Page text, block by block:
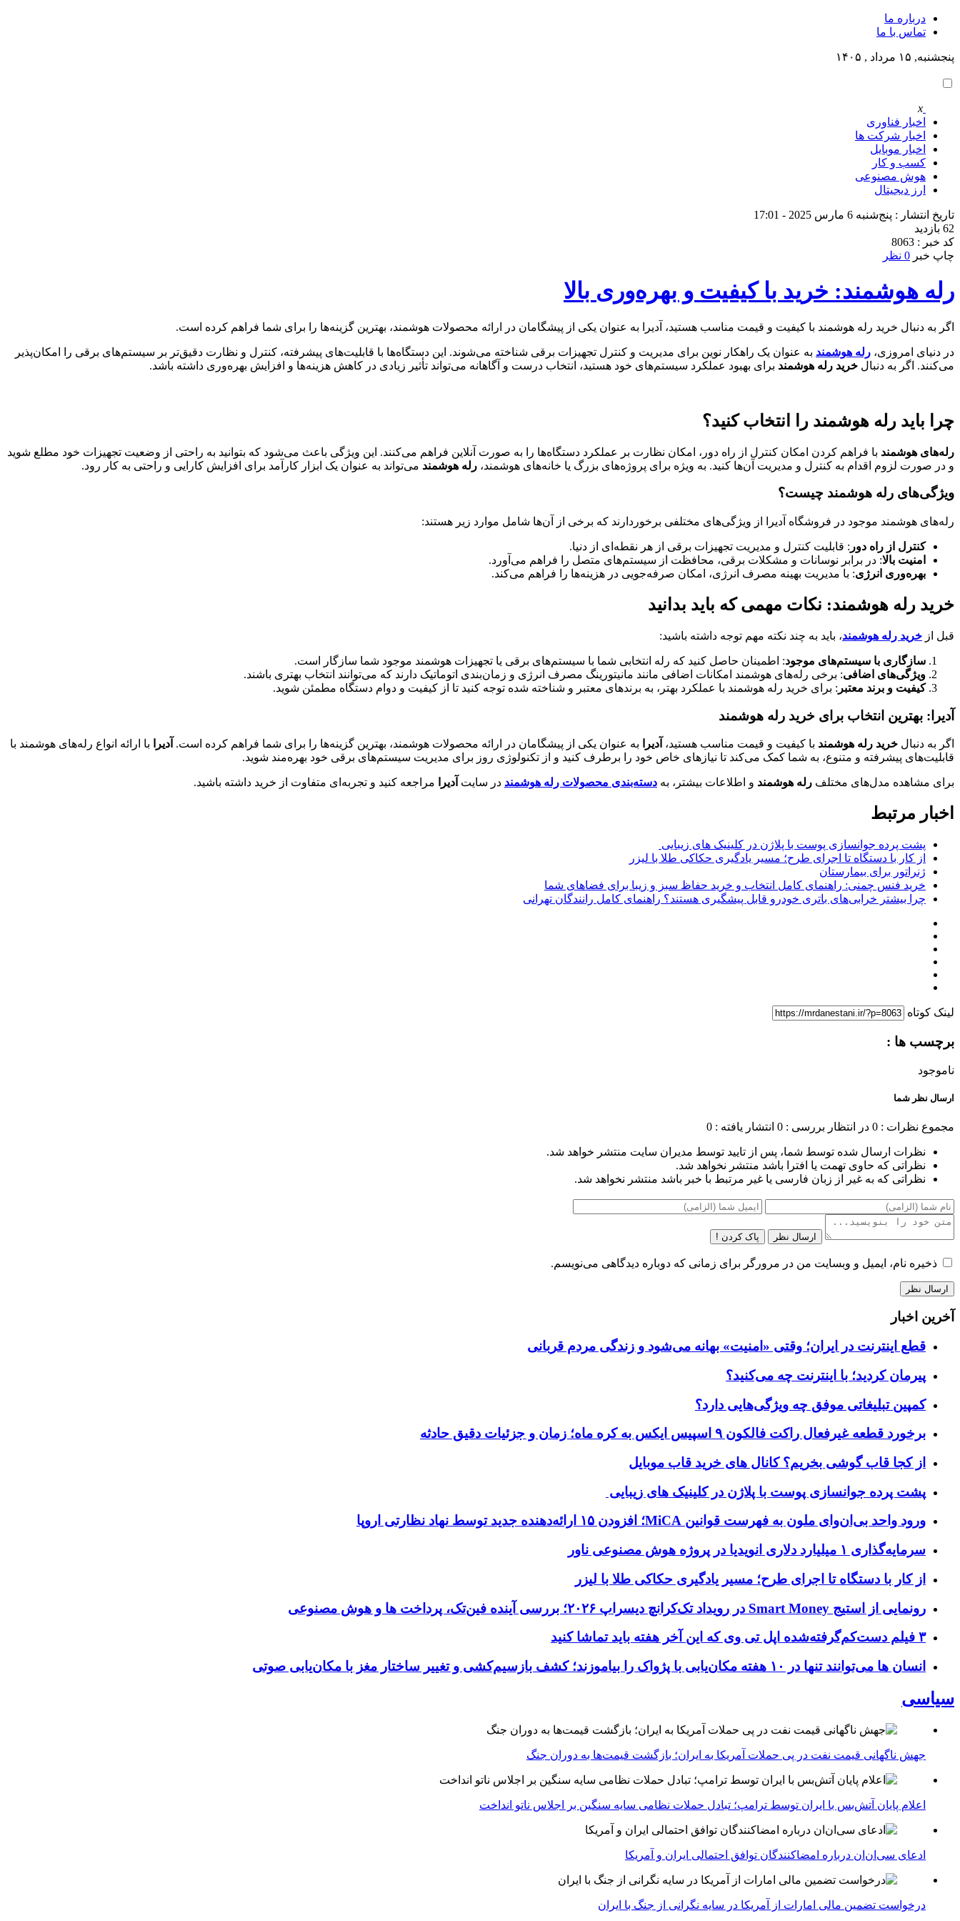
درباره ما
تماس با ما
پنجشنبه, ۱۵ مرداد , ۱۴۰۵
x
اخبار فناوری
اخبار شرکت ها
اخبار موبایل
کسب و کار
هوش مصنوعی
ارز دیجیتال
تاریخ انتشار : پنج‌شنبه 6 مارس 2025 - 17:01
62 بازدید
کد خبر : 8063
چاپ خبر 0 نظر
رله هوشمند: خرید با کیفیت و بهره‌وری بالا
اگر به دنبال خرید رله هوشمند با کیفیت و قیمت مناسب هستید، آدیرا به عنوان یکی از پیشگامان در ارائه محصولات هوشمند، بهترین گزینه‌ها را برای شما فراهم کرده است.
در دنیای امروزی، رله‌ هوشمند به عنوان یک راهکار نوین برای مدیریت و کنترل تجهیزات برقی شناخته می‌شوند. این دستگاه‌ها با قابلیت‌های پیشرفته، کنترل و نظارت دقیق‌تر بر سیستم‌های برقی را امکان‌پذیر
می‌کنند. اگر به دنبال خرید رله هوشمند برای بهبود عملکرد سیستم‌های خود هستید، انتخاب درست و آگاهانه می‌تواند تأثیر زیادی در کاهش هزینه‌ها و افزایش بهره‌وری داشته باشد.
چرا باید رله هوشمند را انتخاب کنید؟
رله‌های هوشمند با فراهم کردن امکان کنترل از راه دور، امکان نظارت بر عملکرد دستگاه‌ها را به صورت آنلاین فراهم می‌کنند. این ویژگی باعث می‌شود که بتوانید به راحتی از وضعیت تجهیزات خود مطلع شوید
و در صورت لزوم اقدام به کنترل و مدیریت آن‌ها کنید. به ویژه برای پروژه‌های بزرگ یا خانه‌های هوشمند، رله هوشمند می‌تواند به عنوان یک ابزار کارآمد برای افزایش کارایی و راحتی به کار رود.
ویژگی‌های رله هوشمند چیست؟
رله‌های هوشمند موجود در فروشگاه آدیرا از ویژگی‌های مختلفی برخوردارند که برخی از آن‌ها شامل موارد زیر هستند:
کنترل از راه دور : قابلیت کنترل و مدیریت تجهیزات برقی از هر نقطه‌ای از دنیا.
امنیت بالا: در برابر نوسانات و مشکلات برقی، محافظت از سیستم‌های متصل را فراهم می‌آورد.
بهره‌وری انرژی: با مدیریت بهینه مصرف انرژی، امکان صرفه‌جویی در هزینه‌ها را فراهم می‌کند.
خرید رله هوشمند: نکات مهمی که باید بدانید
قبل از خرید رله هوشمند، باید به چند نکته مهم توجه داشته باشید:
سازگاری با سیستم‌های موجود: اطمینان حاصل کنید که رله انتخابی شما با سیستم‌های برقی یا تجهیزات هوشمند موجود شما سازگار است.
ویژگی‌های اضافی: برخی رله‌های هوشمند امکانات اضافی مانند مانیتورینگ مصرف انرژی و زمان‌بندی اتوماتیک دارند که می‌توانند انتخاب بهتری باشند.
کیفیت و برند معتبر : برای خرید رله هوشمند با عملکرد بهتر، به برندهای معتبر و شناخته شده توجه کنید تا از کیفیت و دوام دستگاه مطمئن شوید.
آدیرا: بهترین انتخاب برای خرید رله هوشمند
اگر به دنبال خرید رله هوشمند با کیفیت و قیمت مناسب هستید، آدیرا به عنوان یکی از پیشگامان در ارائه محصولات هوشمند، بهترین گزینه‌ها را برای شما فراهم کرده است. آدیرا با ارائه انواع رله‌های هوشمند با
قابلیت‌های پیشرفته و متنوع، به شما کمک می‌کند تا نیازهای خاص خود را برطرف کنید و از تکنولوژی روز برای مدیریت سیستم‌های برقی خود بهره‌مند شوید.
برای مشاهده مدل‌های مختلف رله هوشمند و اطلاعات بیشتر، به دسته‌بندی محصولات رله هوشمند در سایت آدیرا مراجعه کنید و تجربه‌ای متفاوت از خرید داشته باشید.
اخبار مرتبط
پشت پرده جوانسازی پوست با پلاژن در کلینیک های زیبایی
از کار با دستگاه تا اجرای طرح؛ مسیر یادگیری حکاکی طلا با لیزر
ژنراتور برای بیمارستان
خرید فنس چمنی: راهنمای کامل انتخاب و خرید حفاظ سبز و زیبا برای فضاهای شما
چرا بیشتر خرابی‌های باتری خودرو قابل پیشگیری هستند؟ راهنمای کامل رانندگان تهرانی
لینک کوتاه
برچسب ها :
ناموجود
ارسال نظر شما
مجموع نظرات : 0 در انتظار بررسی : 0 انتشار یافته : 0
نظرات ارسال شده توسط شما، پس از تایید توسط مدیران سایت منتشر خواهد شد.
نظراتی که حاوی تهمت یا افترا باشد منتشر نخواهد شد.
نظراتی که به غیر از زبان فارسی یا غیر مرتبط با خبر باشد منتشر نخواهد شد.
ارسال نظر پاک کردن !
ذخیره نام، ایمیل و وبسایت من در مرورگر برای زمانی که دوباره دیدگاهی می‌نویسم.
آخرین اخبار
قطع اینترنت در ایران؛ وقتی «امنیت» بهانه می‌شود و زندگی مردم قربانی
پیرمان کردید؛ با اینترنت چه می‌کنید؟
کمپین تبلیغاتی موفق چه ویژگی‌هایی دارد؟
برخورد قطعه غیرفعال راکت فالکون ۹ اسپیس ایکس به کره ماه؛ زمان و جزئیات دقیق حادثه
از کجا قاب گوشی بخریم؟ کانال های خرید قاب موبایل
پشت پرده جوانسازی پوست با پلاژن در کلینیک های زیبایی
ورود واحد بی‌ان‌وای ملون به فهرست قوانین MiCA؛ افزودن ۱۵ ارائه‌دهنده جدید توسط نهاد نظارتی اروپا
سرمایه‌گذاری ۱ میلیارد دلاری انویدیا در پروژه هوش مصنوعی ناور
از کار با دستگاه تا اجرای طرح؛ مسیر یادگیری حکاکی طلا با لیزر
رونمایی از استیج Smart Money در رویداد تک‌کرانچ دیسراپ ۲۰۲۶؛ بررسی آینده فین‌تک، پرداخت‌ ها و هوش مصنوعی
۳ فیلم دست‌کم‌گرفته‌شده اپل تی وی که این آخر هفته باید تماشا کنید
انسان‌ ها می‌توانند تنها در ۱۰ هفته مکان‌یابی با پژواک را بیاموزند؛ کشف بازسیم‌کشی و تغییر ساختار مغز با مکان‌یابی صوتی
سیاسی
جهش ناگهانی قیمت نفت در پی حملات آمریکا به ایران؛ بازگشت قیمت‌ها به دوران جنگ
اعلام پایان آتش‌بس با ایران توسط ترامپ؛ تبادل حملات نظامی سایه سنگین بر اجلاس ناتو انداخت
ادعای سی‌ان‌ان درباره امضاکنندگان توافق احتمالی ایران و آمریکا
درخواست تضمین مالی امارات از آمریکا در سایه نگرانی از جنگ با ایران